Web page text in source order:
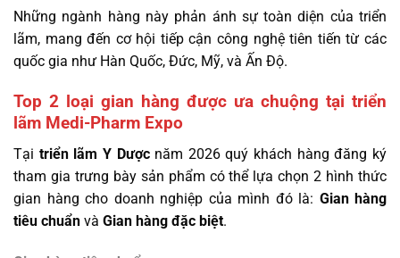
Những ngành hàng này phản ánh sự toàn diện của triển
lãm, mang đến cơ hội tiếp cận công nghệ tiên tiến từ các
quốc gia như Hàn Quốc, Đức, Mỹ, và Ấn Độ.
Top 2 loại gian hàng được ưa chuộng tại triển
lãm Medi-Pharm Expo
Tại triển lãm Y Dượcnăm 2026 quý khách hàng đăng ký
tham gia trưng bày sản phẩm có thể lựa chọn 2 hình thức
gian hàng cho doanh nghiệp của mình đó là: Gian hàng
tiêu chuẩn và Gian hàng đặc biệt.